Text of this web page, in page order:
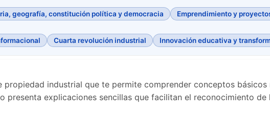
geografía, constitución política y democracia Emprendimiento y
Cuarta revolución industrial Innovación educativa y
industrial que te permite comprender conceptos básicos
presenta explicaciones sencillas que facilitan el reconocimiento